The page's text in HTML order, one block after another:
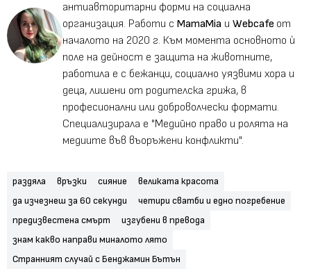
антиавторитарни форми на социална
организация. Работи с MamaMia и Webcafe от
началото на 2020 г. Към момента основното ѝ
поле на дейност е защита на животните,
работила е с бежанци, социално уязвими хора и
деца, лишени от родителска грижа, в
професионални или доброволчески формати.
Специализирала е "Медийно право и ролята на
медиите във въоръжени конфликти".
раздяла връзки сияние
великата красота
да изчезнеш за 60 секунди
четири сватби и едно погребение
предизвестена смърт
изгубени в превода
знам какво направи миналото лято
Странният случай с Бенджамин Бътън